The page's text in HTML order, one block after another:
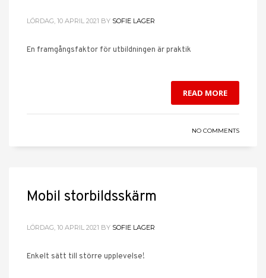
LÖRDAG, 10 APRIL 2021 BY SOFIE LAGER
En framgångsfaktor för utbildningen är praktik
READ MORE
NO COMMENTS
Mobil storbildsskärm
LÖRDAG, 10 APRIL 2021 BY SOFIE LAGER
Enkelt sätt till större upplevelse!